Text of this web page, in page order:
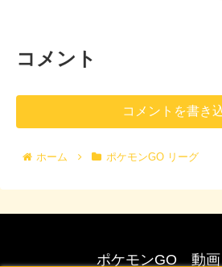
コメント
コメントを書き
ホーム ポケモンGO リーグ
ポケモンGO 動画